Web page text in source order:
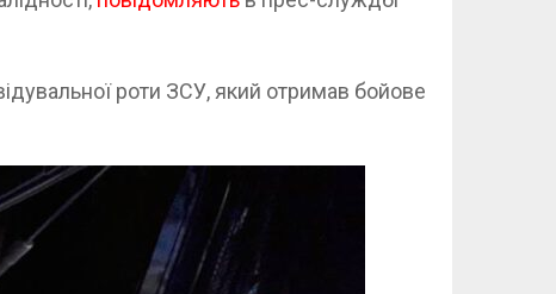
роти ЗСУ, який отримав бойове